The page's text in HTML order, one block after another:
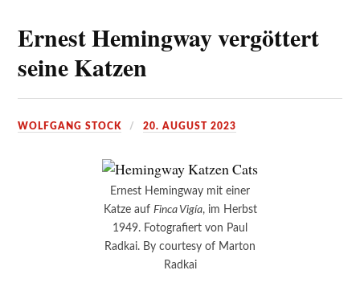
Ernest Hemingway vergöttert
seine Katzen
WOLFGANG STOCK 20. AUGUST 2023
Ernest Hemingway mit einer
Katze auf Finca Vigía, im Herbst
1949. Fotografiert von Paul
Radkai. By courtesy of Marton
Radkai